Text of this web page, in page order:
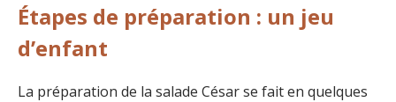
Étapes de préparation : un jeu
d’enfant
La préparation de la salade César se fait en quelques